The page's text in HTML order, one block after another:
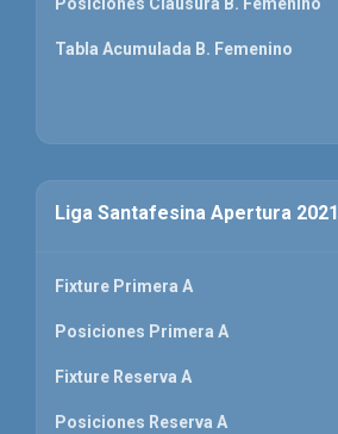
Tabla Acumulada B. Femenino
Liga Santafesina Apertura 2021
Fixture Primera A
Posiciones Primera A
Fixture Reserva A
Posiciones Reserva A